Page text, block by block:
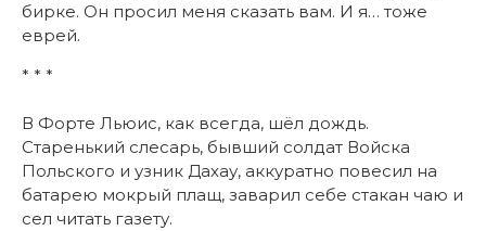
бирке. Он просил меня сказать вам. И я… тоже
еврей.
* * *
В Форте Льюис, как всегда, шёл дождь.
Старенький слесарь, бывший солдат Войска
Польского и узник Дахау, аккуратно повесил на
батарею мокрый плащ, заварил себе стакан чаю и
сел читать газету.